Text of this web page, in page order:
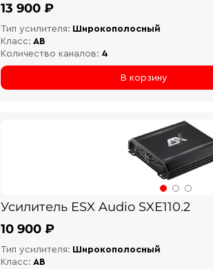
13 900 ₽
Тип усилителя: Широкополосный
Класс: AB
Количество каналов: 4
В корзину
Усилитель ESX Audio SXE110.2
10 900 ₽
Тип усилителя: Широкополосный
Класс: AB